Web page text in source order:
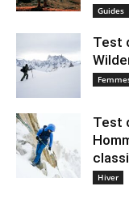
Guides
Test
Test
Hiver